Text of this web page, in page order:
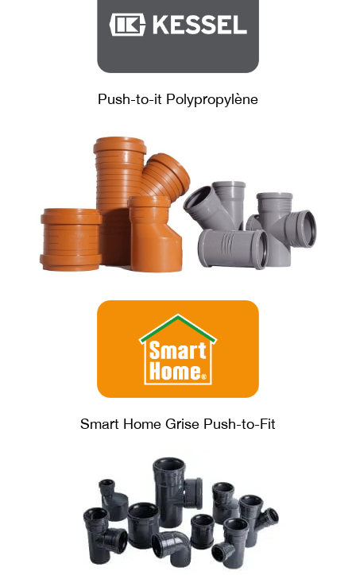
Push-to-it Polypropylène
Smart Home Grise Push-to-Fit